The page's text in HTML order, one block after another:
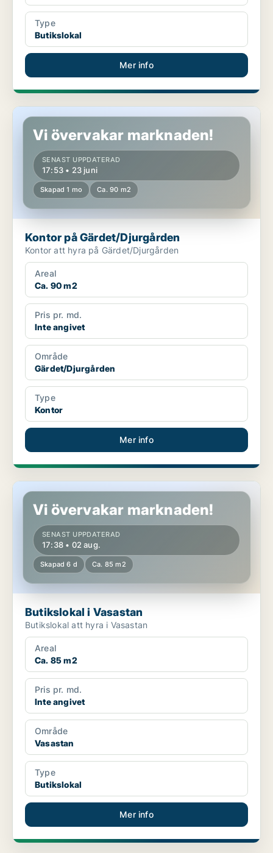
Type
Butikslokal
Mer info
Kontor på Gärdet/Djurgården
Vi övervakar marknaden!
SENAST UPPDATERAD
17:53 • 23 juni
Skapad 1 mo Ca. 90 m2
Kontor på Gärdet/Djurgården
Kontor att hyra på Gärdet/Djurgården
Areal
Ca. 90 m2
Pris pr. md.
Inte angivet
Område
Gärdet/Djurgården
Type
Kontor
Mer info
Butikslokal i Vasastan
Vi övervakar marknaden!
SENAST UPPDATERAD
17:38 • 02 aug.
Skapad 6 d Ca. 85 m2
Butikslokal i Vasastan
Butikslokal att hyra i Vasastan
Areal
Ca. 85 m2
Pris pr. md.
Inte angivet
Område
Vasastan
Type
Butikslokal
Mer info